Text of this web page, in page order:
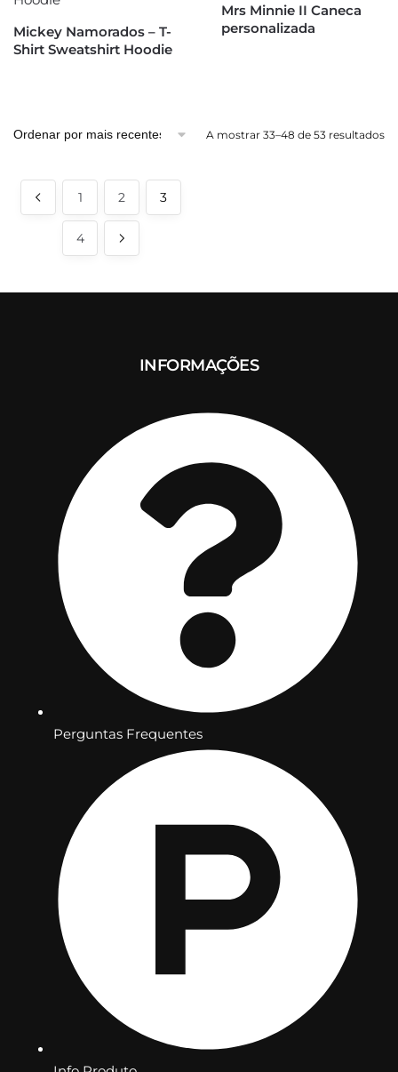
Mickey Namorados – T-
Shirt Sweatshirt Hoodie
Mrs Minnie II Caneca
personalizada
A mostrar 33–48 de 53 resultados
1 2 3
4
INFORMAÇÕES
Perguntas Frequentes